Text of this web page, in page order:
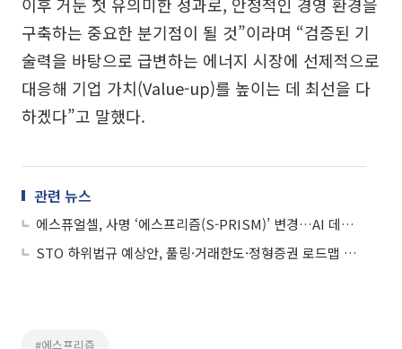
구축하는 중요한 분기점이 될 것”이라며 “검증된 기
술력을 바탕으로 급변하는 에너지 시장에 선제적으로
대응해 기업 가치(Value-up)를 높이는 데 최선을 다
하겠다”고 말했다.
관련 뉴스
에스퓨얼셀, 사명 ‘에스프리즘(S-PRISM)’ 변경…AI 데이터센터 등 본격 확장
STO 하위법규 예상안, 풀링·거래한도·정형증권 로드맵 제시
#에스프리즘